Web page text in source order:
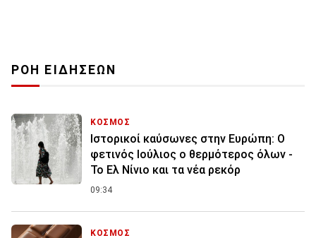
ΡΟΗ ΕΙΔΗΣΕΩΝ
ΚΟΣΜΟΣ
Ιστορικοί καύσωνες στην Ευρώπη: Ο
φετινός Ιούλιος ο θερμότερος όλων -
Το Ελ Νίνιο και τα νέα ρεκόρ
09:34
ΚΟΣΜΟΣ